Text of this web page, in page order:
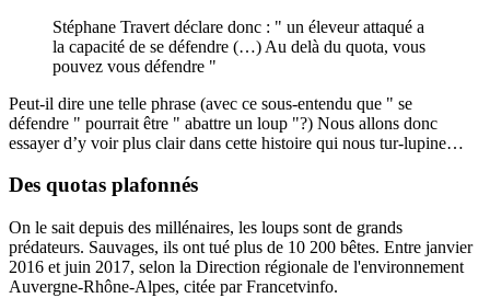
Stéphane Travert déclare donc : " un éleveur attaqué a
la capacité de se défendre (…) Au delà du quota, vous
pouvez vous défendre "
Peut-il dire une telle phrase (avec ce sous-entendu que " se
défendre " pourrait être " abattre un loup "?) Nous allons donc
essayer d’y voir plus clair dans cette histoire qui nous tur-lupine…
Des quotas plafonnés
On le sait depuis des millénaires, les loups sont de grands
prédateurs. Sauvages, ils ont tué plus de 10 200 bêtes. Entre janvier
2016 et juin 2017, selon la Direction régionale de l'environnement
Auvergne-Rhône-Alpes, citée parFrancetvinfo.